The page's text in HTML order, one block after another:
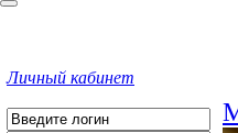
Личный кабинет